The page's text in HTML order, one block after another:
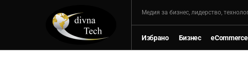
Mедия за бизнес, лидерство,
Избрано Бизнес eCommerce